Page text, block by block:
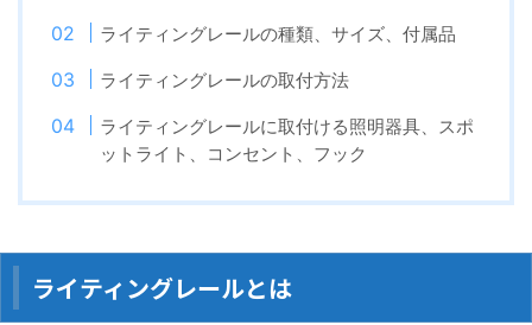
ライティングレールの種類、サイズ、付属品
ライティングレールの取付方法
ライティングレールに取付ける照明器具、スポ
ットライト、コンセント、フック
ライティングレールとは